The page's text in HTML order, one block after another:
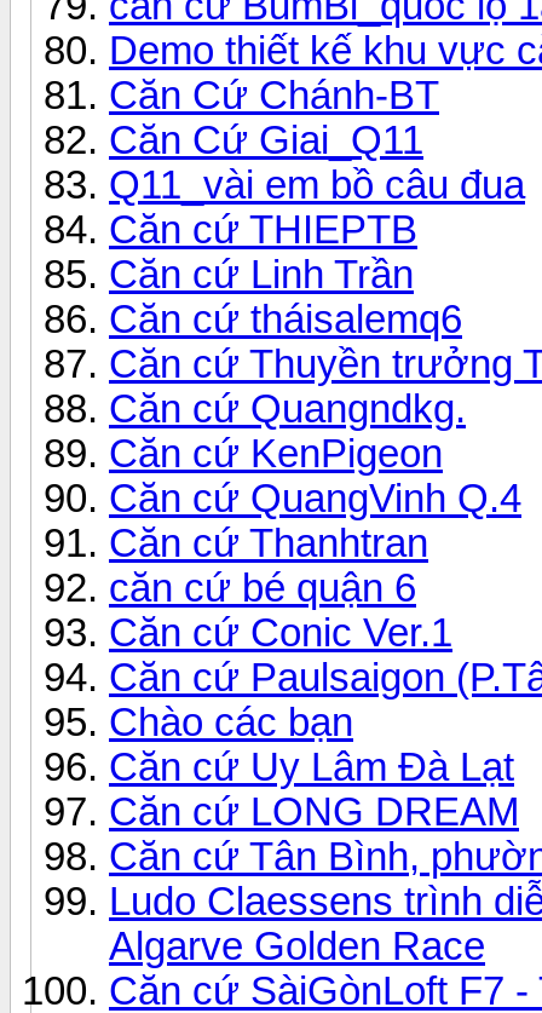
Demo thiết kế khu vực
Căn Cứ Chánh-BT
Căn Cứ Giai_Q11
Q11_vài em bồ câu đua
Căn cứ THIEPTB
Căn cứ Linh Trần
Căn cứ tháisalemq6
Căn cứ Thuyền trưởng
Căn cứ Quangndkg.
Căn cứ KenPigeon
Căn cứ QuangVinh Q.4
Căn cứ Thanhtran
căn cứ bé quận 6
Căn cứ Conic Ver.1
Căn cứ Paulsaigon
Chào các bạn
Căn cứ Uy Lâm Đà Lạt
Căn cứ LONG DREAM
Căn cứ Tân Bình,
Ludo Claessens trình
Algarve Golden Race
Căn cứ SàiGònLoft F7 -